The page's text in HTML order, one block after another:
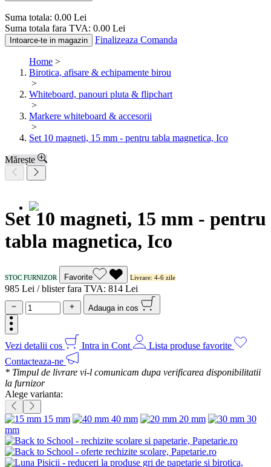
Suma totala: 0.00 Lei
Suma totala fara TVA: 0.00 Lei
Intoarce-te in magazin Finalizeaza Comanda
Home >
Birotica, afisare & echipamente birou
>
Whiteboard, panouri pluta & flipchart
>
Markere whiteboard & accesorii
>
Set 10 magneti, 15 mm - pentru tabla magnetica, Ico
Mărește
Set 10 magneti, 15 mm - pentru
tabla magnetica, Ico
STOC FURNIZOR Favorite Livrare: 4-6 zile
985 Lei / blister fara TVA: 814 Lei
Adauga in cos
Vezi detalii cos Intra in Cont
Lista produse favorite
Contacteaza-ne
* Timpul de livrare vi-l comunicam dupa verificarea disponibilitatii
la furnizor
Alege varianta:
15 mm 40 mm 20 mm
30
mm